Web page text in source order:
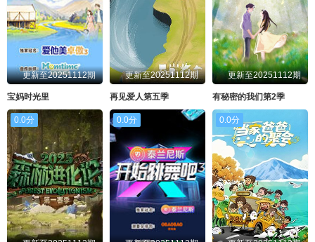
更新至20251112期
宝妈时光里
更新至20251112期
再见爱人第五季
更新至20251112期
有秘密的我们第2季
0.0分 0.0分 0.0分